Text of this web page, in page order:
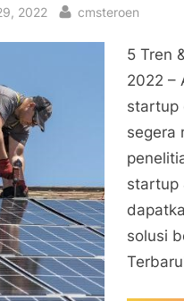
2022 By
cmsteroen
5 Tren
2022 –
startup
segera
startup
solusi